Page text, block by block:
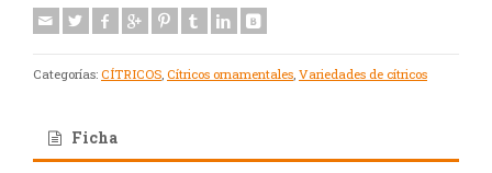
Categorías: CÍTRICOS Cítricos ornamentales Variedades de cítricos
Ficha